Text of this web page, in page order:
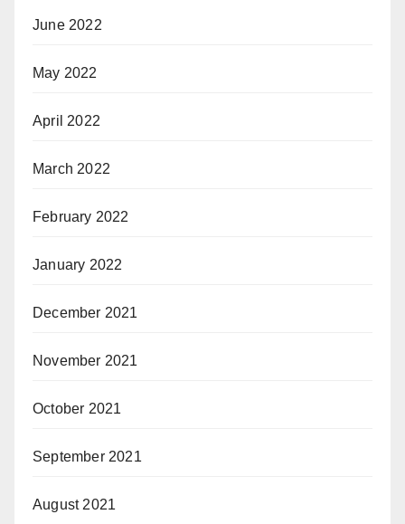
June 2022
May 2022
April 2022
March 2022
February 2022
January 2022
December 2021
November 2021
October 2021
September 2021
August 2021